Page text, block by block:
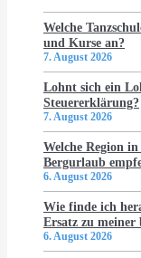
Welche
und Kurse an?
7. August 2026
Lohnt sich ein
Steuererklärung?
7. August 2026
Welche Region
Bergurlaub
6. August 2026
Wie finde ich
Ersatz zu meiner
6. August 2026